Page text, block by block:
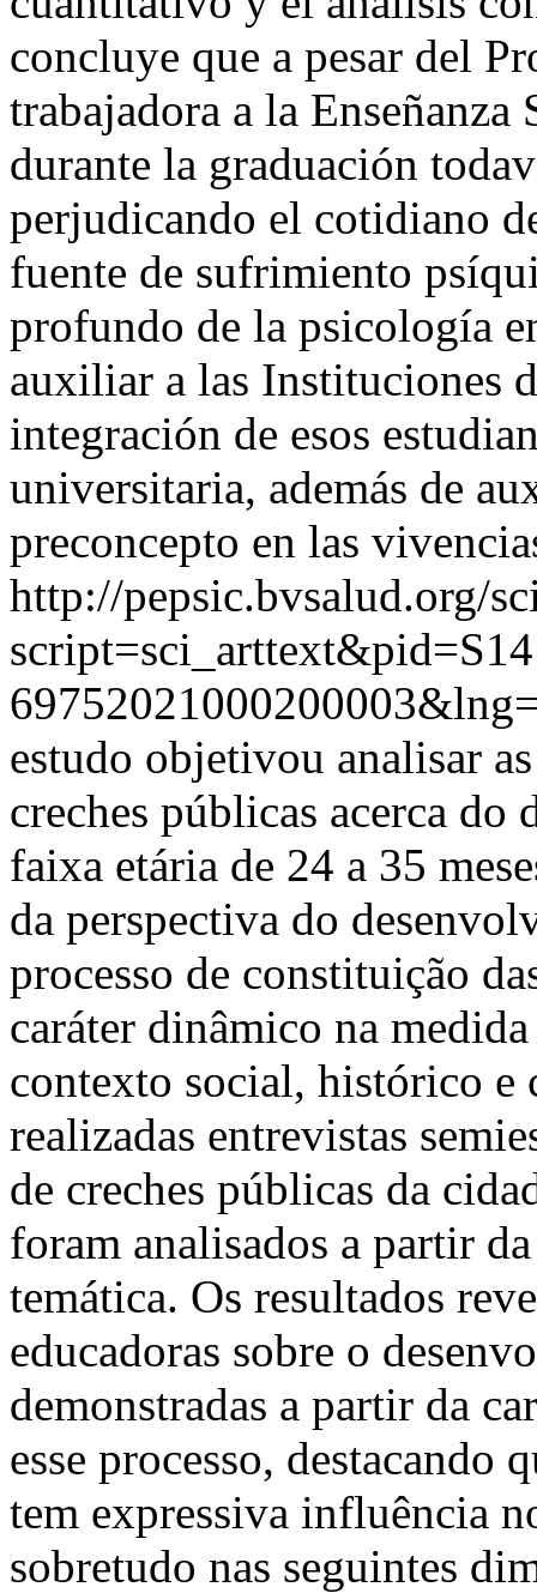
concluye que a pesar del
trabajadora a la
durante la graduación
perjudicando el cotidiano
fuente de sufrimiento
profundo de la psicología
auxiliar a las Instituciones
integración de esos
universitaria, además de
preconcepto en las
http://pepsic.bvsalud.org/
estudo objetivou analisar
creches públicas acerca do
faixa etária de 24 a 35
da perspectiva do
processo de constituição
caráter dinâmico na
contexto social, histórico
realizadas entrevistas
de creches públicas da
foram analisados a partir
temática. Os resultados
educadoras sobre o
demonstradas a partir da
esse processo, destacando
tem expressiva influência
sobretudo nas seguintes